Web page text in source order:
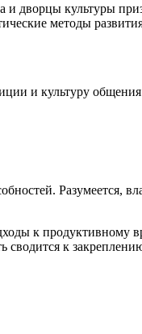
и дворцы культуры
методы
культуру общения
Разумеется,
к
к